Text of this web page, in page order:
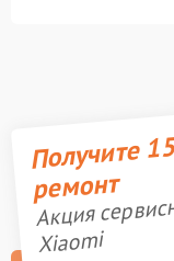
Получите
ремонт
Акция
Xiaomi